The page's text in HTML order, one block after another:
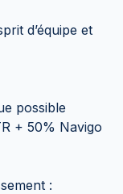
d’équipe et
possible
+ 50% Navigo
: